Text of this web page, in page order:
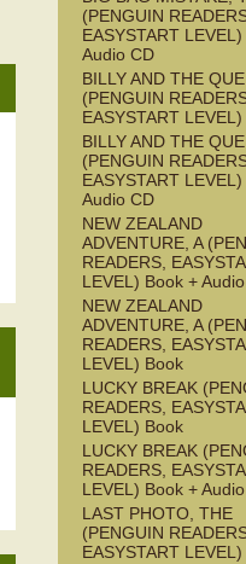
(PENGUIN
EASYSTART
Audio CD
BILLY AND THE
(PENGUIN
EASYSTART
BILLY AND THE
(PENGUIN
EASYSTART
Audio CD
NEW ZEALAND
ADVENTURE, A
READERS,
LEVEL) Book +
NEW ZEALAND
ADVENTURE, A
READERS,
LEVEL) Book
LUCKY BREAK
READERS,
LEVEL) Book
LUCKY BREAK
READERS,
LEVEL) Book +
LAST PHOTO, THE
(PENGUIN
EASYSTART